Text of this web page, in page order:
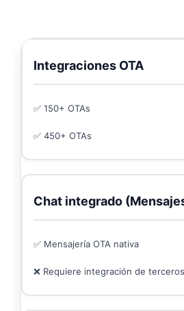
Integraciones OTA
✅ 150+ OTAs
✅ 450+ OTAs
Chat integrado
✅ Mensajería OTA nativa
❌ Requiere integración de terceros